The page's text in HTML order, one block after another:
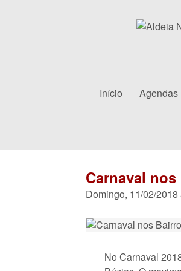
Início Agendas
Carnaval
Domingo, 11/02/2018
No Carnaval